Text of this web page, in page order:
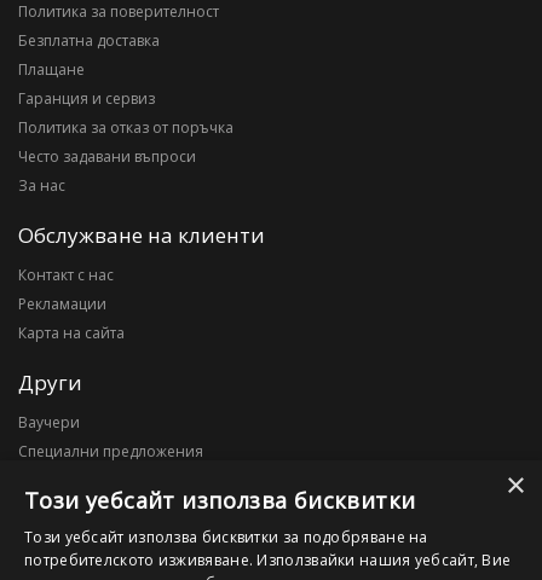
Политика за поверителност
Безплатна доставка
Плащане
Гаранция и сервиз
Политика за отказ от поръчка
Често задавани въпроси
За нас
Обслужване на клиенти
Контакт с нас
Рекламации
Карта на сайта
Други
Ваучери
Специални предложения
Моят профил
Моят профил
×
Този уебсайт използва бисквитки
Този уебсайт използва бисквитки за подобряване на
потребителското изживяване. Използвайки нашия уебсайт, Вие